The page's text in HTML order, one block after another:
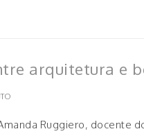
arquitetura e
Ruggiero, docente